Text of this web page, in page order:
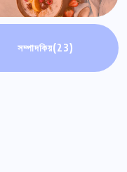
সম্পাদকিয়(23)